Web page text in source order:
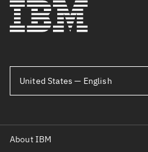
United States — English